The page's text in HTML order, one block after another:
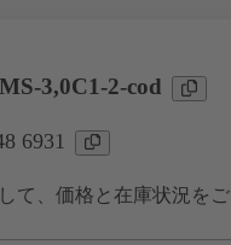
3,0C1-2-cod
6931
て、価格と在庫状況をご